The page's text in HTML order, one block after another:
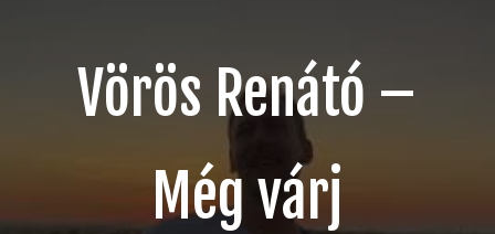
Vörös Renátó –
Még várj